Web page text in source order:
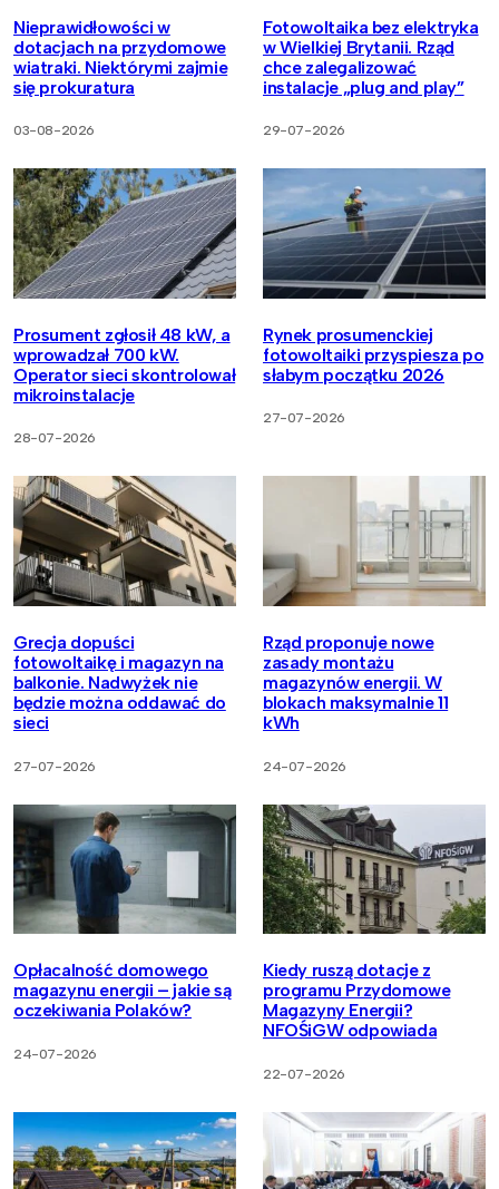
Nieprawidłowości w
dotacjach na przydomowe
wiatraki. Niektórymi zajmie
się prokuratura
03-08-2026
Fotowoltaika bez elektryka
w Wielkiej Brytanii. Rząd
chce zalegalizować
instalacje „plug and play”
29-07-2026
Prosument zgłosił 48 kW, a
wprowadzał 700 kW.
Operator sieci skontrolował
mikroinstalacje
28-07-2026
Rynek prosumenckiej
fotowoltaiki przyspiesza po
słabym początku 2026
27-07-2026
Grecja dopuści
fotowoltaikę i magazyn na
balkonie. Nadwyżek nie
będzie można oddawać do
sieci
27-07-2026
Rząd proponuje nowe
zasady montażu
magazynów energii. W
blokach maksymalnie 11
kWh
24-07-2026
Opłacalność domowego
magazynu energii – jakie są
oczekiwania Polaków?
24-07-2026
Kiedy ruszą dotacje z
programu Przydomowe
Magazyny Energii?
NFOŚiGW odpowiada
22-07-2026